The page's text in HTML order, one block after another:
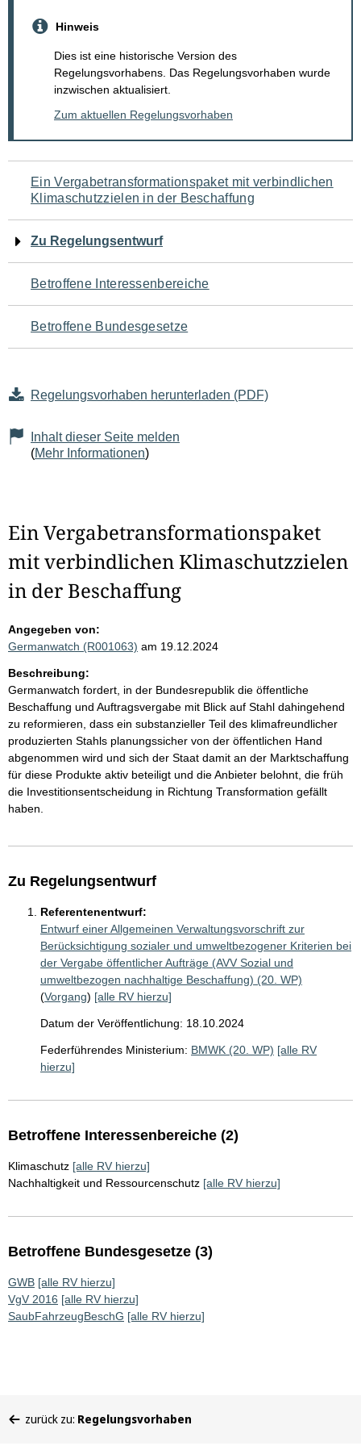
Hinweis
Dies ist eine historische Version des
Regelungsvorhabens. Das Regelungsvorhaben wurde
inzwischen aktualisiert.
Zum aktuellen Regelungsvorhaben
Navigation
für
den
Seiteninhalt
Ein Vergabetransformationspaket mit verbindlichen
Klimaschutzzielen in der Beschaffung
Zu Regelungsentwurf
Betroffene Interessenbereiche
Betroffene Bundesgesetze
Regelungsvorhaben herunterladen (PDF)
Inhalt dieser Seite melden
(Mehr Informationen)
Ein Vergabetransformationspaket
mit verbindlichen Klimaschutzzielen
in der Beschaffung
Angegeben von:
Germanwatch (R001063) am 19.12.2024
Beschreibung:
Germanwatch fordert, in der Bundesrepublik die öffentliche
Beschaffung und Auftragsvergabe mit Blick auf Stahl dahingehend
zu reformieren, dass ein substanzieller Teil des klimafreundlicher
produzierten Stahls planungssicher von der öffentlichen Hand
abgenommen wird und sich der Staat damit an der Marktschaffung
für diese Produkte aktiv beteiligt und die Anbieter belohnt, die früh
die Investitionsentscheidung in Richtung Transformation gefällt
haben.
Zu Regelungsentwurf
Referentenentwurf:
Entwurf einer Allgemeinen Verwaltungsvorschrift zur
Berücksichtigung sozialer und umweltbezogener Kriterien bei
der Vergabe öffentlicher Aufträge (AVV Sozial und
umweltbezogen nachhaltige Beschaffung) (20. WP)
(Vorgang) [alle RV hierzu]
Datum der Veröffentlichung: 18.10.2024
Federführendes Ministerium: BMWK (20. WP) [alle RV
hierzu]
Betroffene Interessenbereiche (2)
Klimaschutz [alle RV hierzu]
Nachhaltigkeit und Ressourcenschutz [alle RV hierzu]
Betroffene Bundesgesetze (3)
GWB [alle RV hierzu]
VgV 2016 [alle RV hierzu]
SaubFahrzeugBeschG [alle RV hierzu]
befinden
zurück zu: Regelungsvorhaben